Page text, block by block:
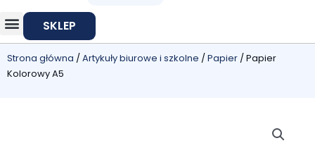
SKLEP
Strona główna /Artykuły biurowe i szkolne /Papier / Papier
Kolorowy A5